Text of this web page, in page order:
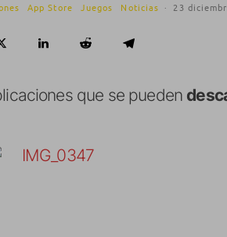
App Store Juegos Noticias · 23
que se pueden